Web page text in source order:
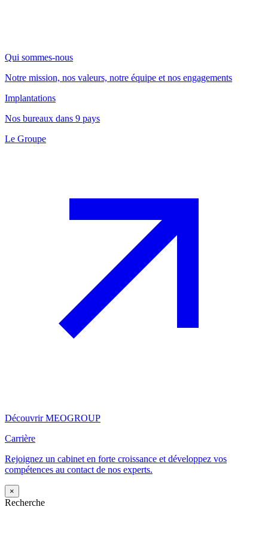
Qui sommes-nous
Notre mission, nos valeurs, notre équipe et nos engagements
Implantations
Nos bureaux dans 9 pays
Le Groupe
Découvrir MEOGROUP
Carrière
Rejoignez un cabinet en forte croissance et développez vos
compétences au contact de nos experts.
×
Recherche